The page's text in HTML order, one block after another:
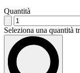
Quantità
Seleziona una quantità